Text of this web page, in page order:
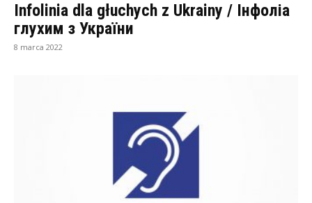
Infolinia dla głuchych z Ukrainy / Інфоліа
глухим з України
8 marca 2022